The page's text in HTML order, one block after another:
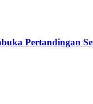
Pertandingan